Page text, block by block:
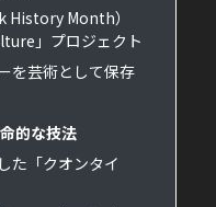
History Month）
」プロジェクト
を芸術として保存
的な技法
た「クオンタイ